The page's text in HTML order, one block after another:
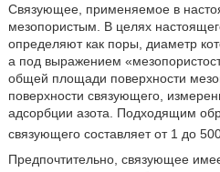
Связующее, применяемое в
мезопористым. В целях
определяют как поры, диаметр
а под выражением
общей площади поверхности
поверхности связующего,
адсорбции азота. Подходящим
связующего составляет от 1 до
Предпочтительно, связующее